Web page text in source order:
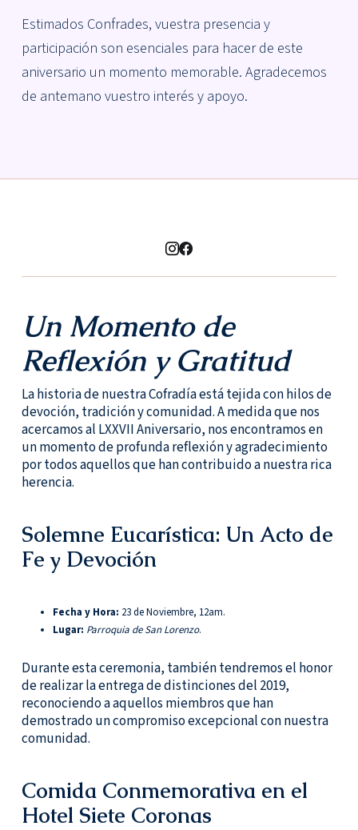
Estimados Confrades, vuestra presencia y
participación son esenciales para hacer de este
aniversario un momento memorable. Agradecemos
de antemano vuestro interés y apoyo.
Un Momento de
Reflexión y Gratitud
La historia de nuestra Cofradía está tejida con hilos de
devoción, tradición y comunidad. A medida que nos
acercamos al LXXVII Aniversario, nos encontramos en
un momento de profunda reflexión y agradecimiento
por todos aquellos que han contribuido a nuestra rica
herencia.
Solemne Eucarística: Un Acto de
Fe y Devoción
Fecha y Hora: 23 de Noviembre, 12am.
Lugar: Parroquia de San Lorenzo.
Durante esta ceremonia, también tendremos el honor
de realizar la entrega de distinciones del 2019,
reconociendo a aquellos miembros que han
demostrado un compromiso excepcional con nuestra
comunidad.
Comida Conmemorativa en el
Hotel Siete Coronas